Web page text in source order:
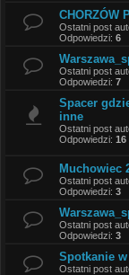
CHORZÓW
Ostatni post
Odpowiedzi: 6
Ostatni post
Odpowiedzi: 7
Spacer
inne
Ostatni post
Odpowiedzi: 16
Muchowiec
Ostatni post
Odpowiedzi: 3
Ostatni post
Odpowiedzi: 3
Spotkanie
Ostatni post